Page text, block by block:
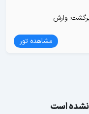
وارش
مشاهده تور
نشده است